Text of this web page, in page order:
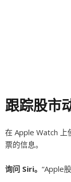
跟踪股市
在 Apple Watch 上
票的信息。
询问 Siri。 “Apple